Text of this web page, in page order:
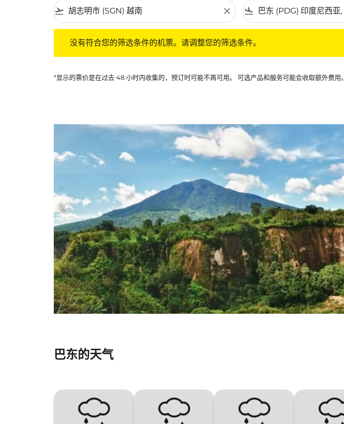
flight_takeoff close flight_land
没有符合您的筛选条件的机票。请调整您的筛选条件。
*显示的票价是在过去 48 小时内收集的，预订时可能不再可用。 可选产品和服务可能会收取额外费用。
巴东的天气